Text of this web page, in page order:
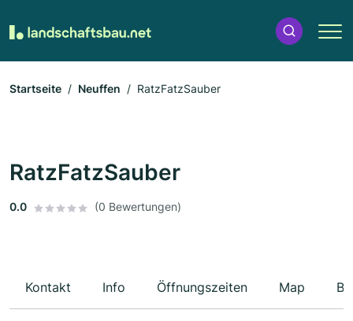
Startseite Neuffen RatzFatzSauber
RatzFatzSauber
0.0 (0 Bewertungen)
Kontakt Info Öffnungszeiten Map